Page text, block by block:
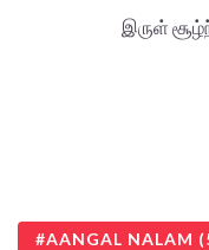
இருள்
AANGAL NALAM